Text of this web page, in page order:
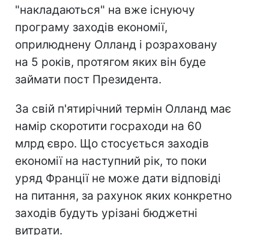
"накладаються" на вже існуючу
програму заходів економії,
оприлюднену Олланд і розраховану
на 5 років, протягом яких він буде
займати пост Президента.
За свій п'ятирічний термін Олланд має
намір скоротити госраходи на 60
млрд євро. Що стосується заходів
економії на наступний рік, то поки
уряд Франції не може дати відповіді
на питання, за рахунок яких конкретно
заходів будуть урізані бюджетні
витрати.